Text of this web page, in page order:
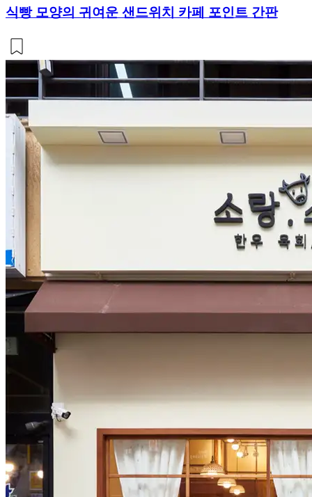
식빵 모양의 귀여운 샌드위치 카페 포인트 간판